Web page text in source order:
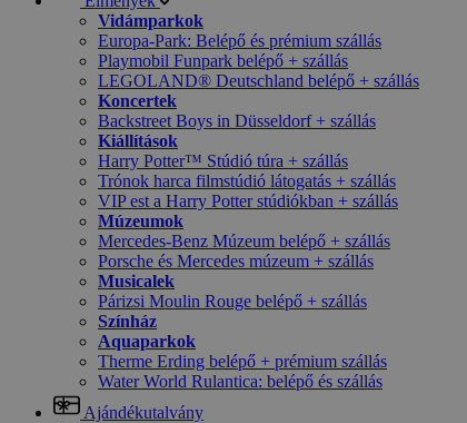
Vidámparkok
Europa-Park: Belépő és prémium szállás
Playmobil Funpark belépő + szállás
LEGOLAND® Deutschland belépő + szállás
Koncertek
Backstreet Boys in Düsseldorf + szállás
Kiállítások
Harry Potter™ Stúdió túra + szállás
Trónok harca filmstúdió látogatás + szállás
VIP est a Harry Potter stúdiókban + szállás
Múzeumok
Mercedes-Benz Múzeum belépő + szállás
Porsche és Mercedes múzeum + szállás
Musicalek
Párizsi Moulin Rouge belépő + szállás
Színház
Aquaparkok
Therme Erding belépő + prémium szállás
Water World Rulantica: belépő és szállás
Ajándékutalvány